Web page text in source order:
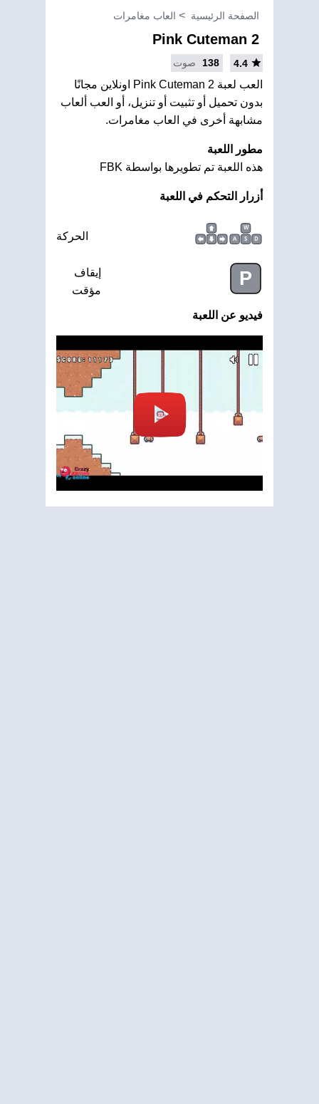
الصفحة الرئيسية العاب مغامرات
Pink Cuteman 2
4.4
138 صوت
العب لعبة Pink Cuteman 2 اونلاين مجانًا
بدون تحميل أو تثبيت أو تنزيل، أو العب ألعاب
مشابهة أخرى في العاب مغامرات.
مطور اللعبة
هذه اللعبة تم تطويرها بواسطة FBK
أزرار التحكم في اللعبة
W
A
S D الحركة
P
إيقاف
مؤقت
فيديو عن اللعبة